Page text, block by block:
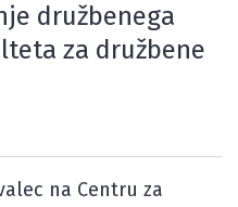
družbenega
za družbene
na Centru za